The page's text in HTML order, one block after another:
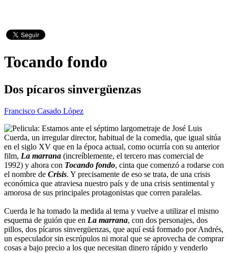
Tocando fondo
Dos pícaros sinvergüenzas
Francisco Casado López
Estamos ante el séptimo largometraje de José Luis
Cuerda, un irregular director, habitual de la comedia, que igual sitúa
en el siglo XV que en la época actual, como ocurría con su anterior
film, La marrana (increíblemente, el tercero mas comercial de
1992) y ahora con Tocando fondo, cinta que comenzó a rodarse con
el nombre de Crisis. Y precisamente de eso se trata, de una crisis
económica que atraviesa nuestro país y de una crisis sentimental y
amorosa de sus principales protagonistas que corren paralelas.
Cuerda le ha tomado la medida al tema y vuelve a utilizar el mismo
esquema de guión que en La marrana, con dos personajes, dos
pillos, dos pícaros sinvergüenzas, que aquí está formado por Andrés,
un especulador sin escrúpulos ni moral que se aprovecha de comprar
cosas a bajo precio a los que necesitan dinero rápido y venderlo